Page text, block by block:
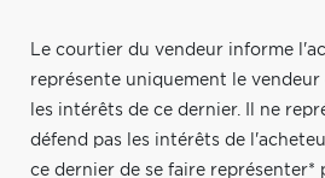
Le courtier du vendeur informe
représente uniquement le
les intérêts de ce dernier. Il ne
défend pas les intérêts de
ce dernier de se faire représenter*